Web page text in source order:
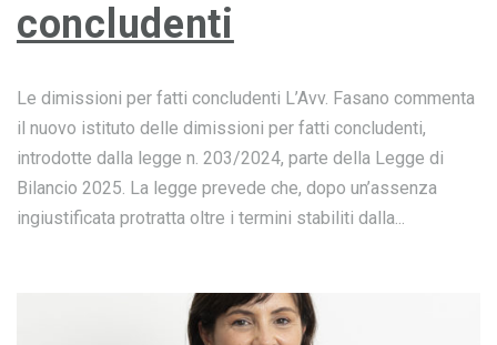
concludenti
Le dimissioni per fatti concludenti L’Avv. Fasano commenta
il nuovo istituto delle dimissioni per fatti concludenti,
introdotte dalla legge n. 203/2024, parte della Legge di
Bilancio 2025. La legge prevede che, dopo un’assenza
ingiustificata protratta oltre i termini stabiliti dalla...